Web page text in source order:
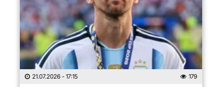
21.07.2026 - 17:15 179